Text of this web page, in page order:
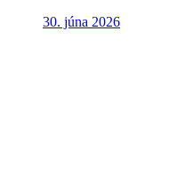
30. júna 2026